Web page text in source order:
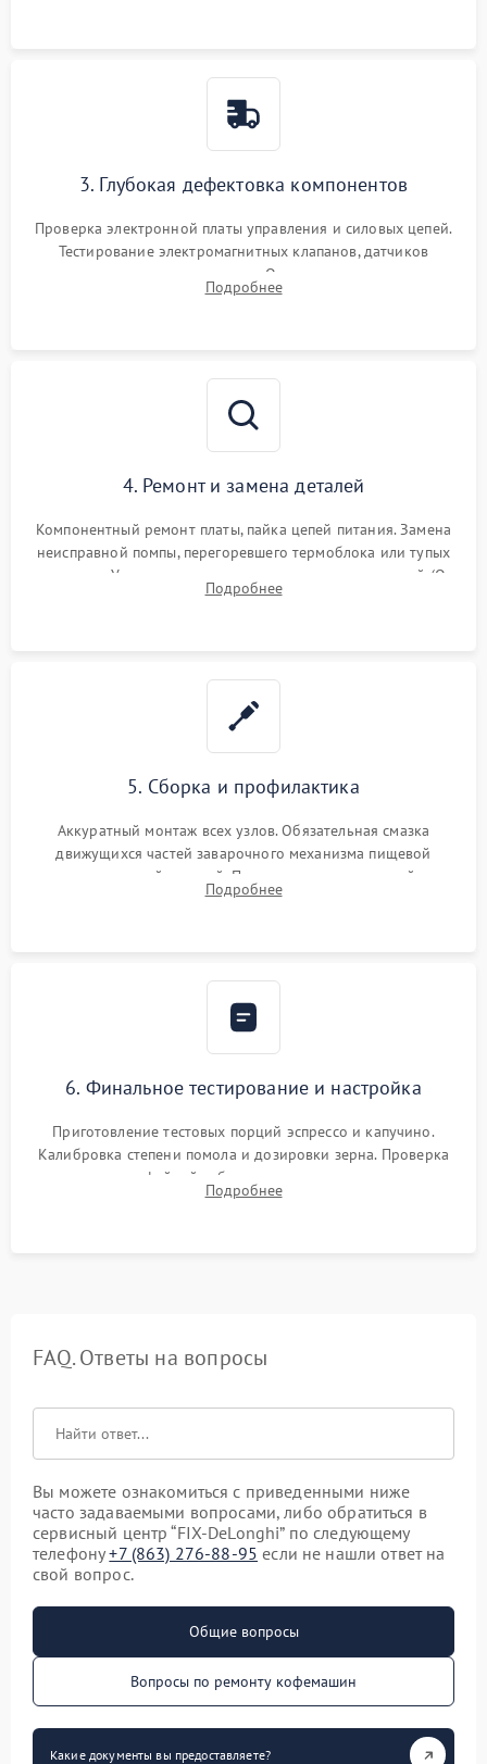
3. Глубокая дефектовка компонентов
Проверка электронной платы управления и силовых цепей.
Тестирование электромагнитных клапанов, датчиков
температуры и расходомера. Оценка степени износа
жерновов кофемолки, уплотнительных колец гидросистемы
Подробнее
4. Ремонт и замена деталей
Компонентный ремонт платы, пайка цепей питания. Замена
неисправной помпы, перегоревшего термоблока или тупых
жерновов. Установка новых силиконовых уплотнителей (O-
ring) и тефлоновых трубок для надежного устранения
Подробнее
5. Сборка и профилактика
Аккуратный монтаж всех узлов. Обязательная смазка
движущихся частей заварочного механизма пищевой
силиконовой смазкой. Проведение программной
декальцинации и очистки системы от кофейных масел.
Подробнее
6. Финальное тестирование и настройка
Приготовление тестовых порций эспрессо и капучино.
Калибровка степени помола и дозировки зерна. Проверка
плотности кофейной таблетки, температуры напитка и
качества молочной пены. Контроль отсутствия посторонних
Подробнее
FAQ. Ответы на вопросы
Вы можете ознакомиться с приведенными ниже
часто задаваемыми вопросами, либо обратиться в
сервисный центр “FIX-DeLonghi” по следующему
телефону+7 (863) 276-88-95 если не нашли ответ на
свой вопрос.
Общие вопросы
Вопросы по ремонту кофемашин
Какие документы вы предоставляете?